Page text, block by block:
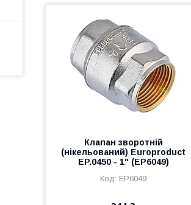
Клапан зворотній
(нікельований) Europroduct
EP.0450 - 1" (EP6049)
EP6049